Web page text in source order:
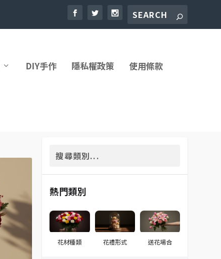
DIY手作 隱私權政策 使用條款
熱門類別
花材種類 花禮形式 送花場合